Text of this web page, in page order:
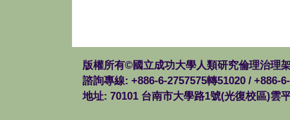
版權所有©國立成功大學人類研究倫理治理
諮詢專線: +886-6-2757575轉51020 /
地址: 70101 台南市大學路1號(光復校區)